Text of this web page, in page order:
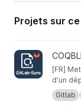
Projets sur
Afficher le projet
[FR]
d'un
Gitlab